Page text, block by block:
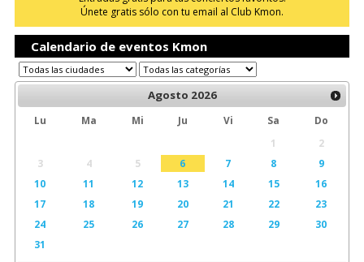
Únete gratis sólo con tu email al Club Kmon.
Calendario de eventos Kmon
Agosto 2026
Lu Ma Mi Ju Vi Sa
Do
1
2
3
4 5 6 7 8
9
10
11 12 13 14 15
16
17
18 19 20 21 22
23
24
25 26 27 28 29
30
31